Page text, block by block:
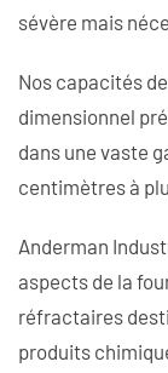
sévère mais
Nos capacités
dimensionnel
dans une vaste
centimètres à
Anderman
aspects de la
réfractaires
produits